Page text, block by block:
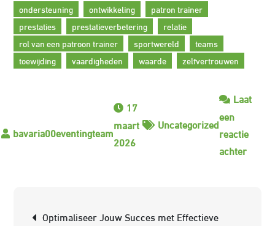
ondersteuning
ontwikkeling
patron trainer
prestaties
prestatieverbetering
relatie
rol van een patroon trainer
sportwereld
teams
toewijding
vaardigheden waarde zelfvertrouwen
17
maart
2026
Uncategorized
Laat
een
reactie
achterop
Optimaliseer Jouw Succes met Effectieve